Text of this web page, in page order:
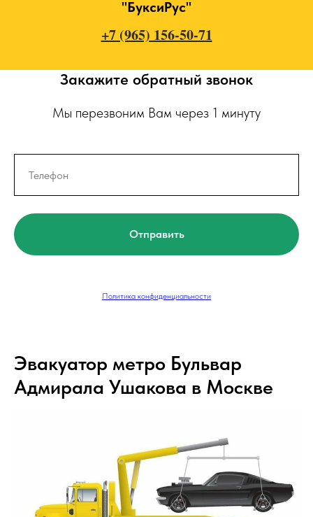
"БуксиРус"
+7 (965) 156-50-71
Закажите обратный звонок
Мы перезвоним Вам через 1 минуту
Отправить
Политика конфиденциальности
Эвакуатор метро Бульвар
Адмирала Ушакова в Москве